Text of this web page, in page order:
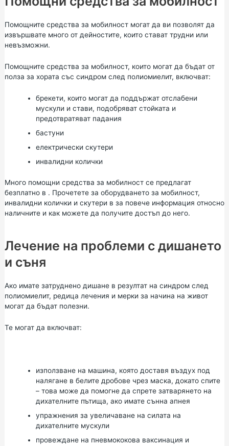
Помощните средства за мобилност могат да ви позволят да
извършвате много от дейностите, които стават трудни или
невъзможни.
Помощните средства за мобилност, които могат да бъдат от
полза за хората със синдром след полиомиелит, включват:
брекети, които могат да поддържат отслабени
мускули и стави, подобряват стойката и
предотвратяват падания
бастуни
електрически скутери
инвалидни колички
Много помощни средства за мобилност се предлагат
безплатно в . Прочетете за оборудванетоза мобилност,
инвалидни колички и скутери в за повече информация относно
наличните и как можете да получите достъп до него.
Лечение на проблеми с дишането
и съня
Ако имате затруднено дишане в резултат на синдром след
полиомиелит, редица лечения и мерки за начина на живот
могат да бъдат полезни.
Те могат да включват:
използване на машина, която доставя въздух под
налягане в белите дробове чрез маска, докато спите
– това може да помогне да спрете затварянето на
дихателните пътища, ако имате сънна апнея
упражнения за увеличаване на силата на
дихателните мускули
провеждане на пневмококова ваксинация и